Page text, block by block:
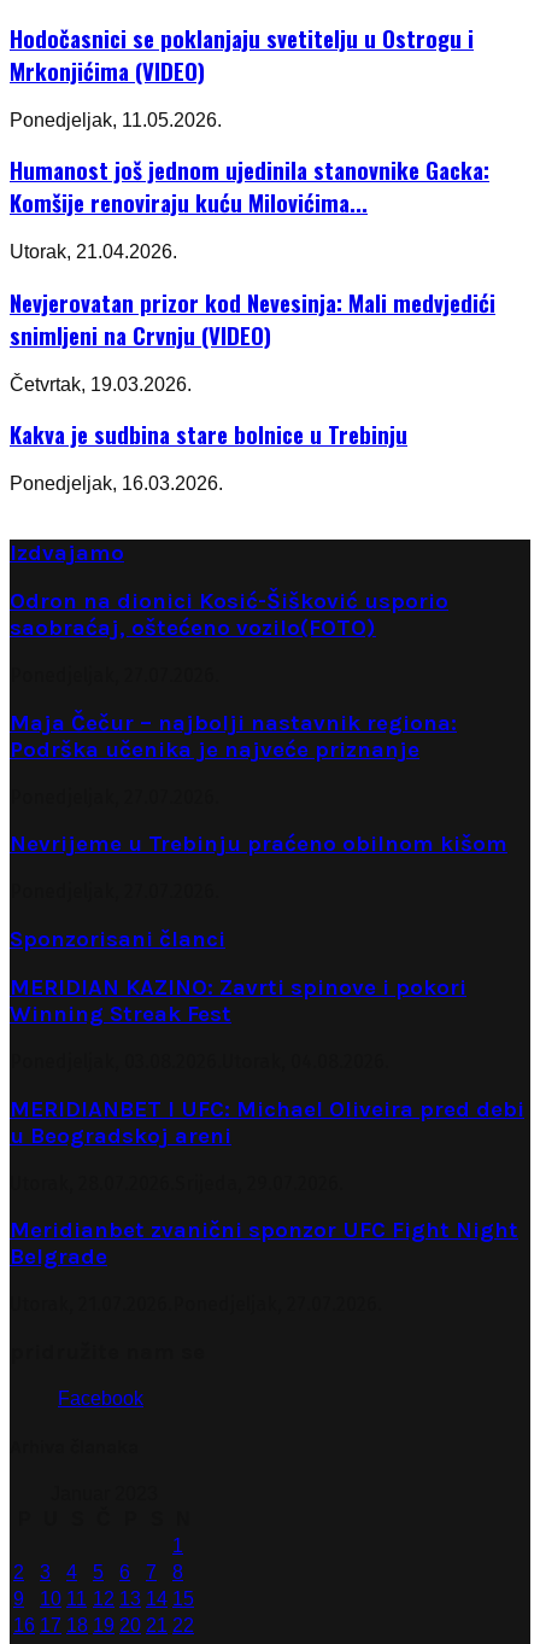
Hodočasnici se poklanjaju svetitelju u Ostrogu i
Mrkonjićima (VIDEO)
Ponedjeljak, 11.05.2026.
Humanost još jednom ujedinila stanovnike Gacka:
Komšije renoviraju kuću Milovićima...
Utorak, 21.04.2026.
Nevjerovatan prizor kod Nevesinja: Mali medvjedići
snimljeni na Crvnju (VIDEO)
Četvrtak, 19.03.2026.
Kakva je sudbina stare bolnice u Trebinju
Ponedjeljak, 16.03.2026.
Izdvajamo
Odron na dionici Kosić-Šišković usporio
saobraćaj, oštećeno vozilo(FOTO)
Maja Čečur – najbolji nastavnik regiona:
Podrška učenika je najveće priznanje
Nevrijeme u Trebinju praćeno obilnom kišom
Sponzorisani članci
MERIDIAN KAZINO: Zavrti spinove i pokori
Winning Streak Fest
MERIDIANBET I UFC: Michael Oliveira pred debi
u Beogradskoj areni
Meridianbet zvanični sponzor UFC Fight Night
Belgrade
Facebook
1
2
3 4 5 6 7
8
9
10 11 12 13 14 15
16 17 18 19 20 21 22